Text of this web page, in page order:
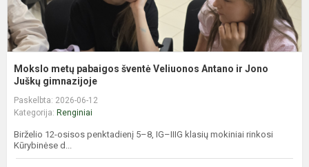
Mokslo metų pabaigos šventė Veliuonos Antano ir Jono
Juškų gimnazijoje
Paskelbta: 2026-06-12
Kategorija: Renginiai
Birželio 12-osisos penktadienį 5–8, IG–IIIG klasių mokiniai rinkosi
Kūrybinėse d...